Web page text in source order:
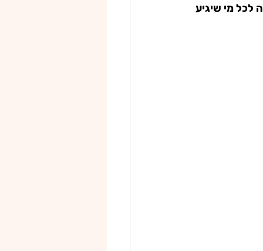
לכל מי שיגיע